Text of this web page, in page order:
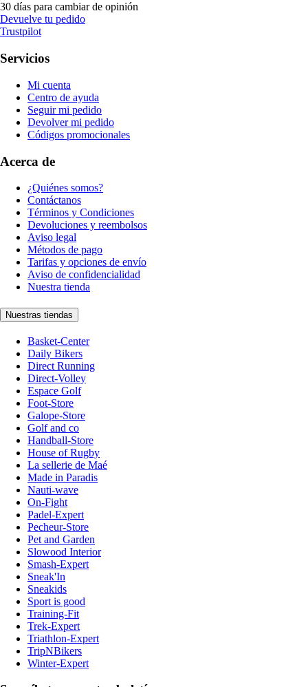
30 días para cambiar de opinión
Devuelve tu pedido
Trustpilot
Servicios
Mi cuenta
Centro de ayuda
Seguir mi pedido
Devolver mi pedido
Códigos promocionales
Acerca de
¿Quiénes somos?
Contáctanos
Términos y Condiciones
Devoluciones y reembolsos
Aviso legal
Métodos de pago
Tarifas y opciones de envío
Aviso de confidencialidad
Nuestra tienda
Nuestras tiendas
Basket-Center
Daily Bikers
Direct Running
Direct-Volley
Espace Golf
Foot-Store
Galope-Store
Golf and co
Handball-Store
House of Rugby
La sellerie de Maé
Made in Paradis
Nauti-wave
On-Fight
Padel-Expert
Pecheur-Store
Pet and Garden
Slowood Interior
Smash-Expert
Sneak'In
Sneakids
Sport is good
Training-Fit
Trek-Expert
Triathlon-Expert
TripNBikers
Winter-Expert